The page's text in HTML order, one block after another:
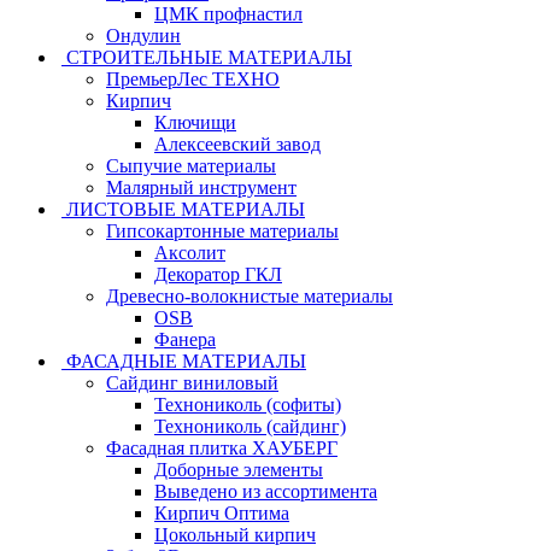
ЦМК профнастил
Ондулин
СТРОИТЕЛЬНЫЕ МАТЕРИАЛЫ
ПремьерЛес ТЕХНО
Кирпич
Ключищи
Алексеевский завод
Сыпучие материалы
Малярный инструмент
ЛИСТОВЫЕ МАТЕРИАЛЫ
Гипсокартонные материалы
Аксолит
Декоратор ГКЛ
Древесно-волокнистые материалы
OSB
Фанера
ФАСАДНЫЕ МАТЕРИАЛЫ
Сайдинг виниловый
Технониколь (софиты)
Технониколь (сайдинг)
Фасадная плитка ХАУБЕРГ
Доборные элементы
Выведено из ассортимента
Кирпич Оптима
Цокольный кирпич